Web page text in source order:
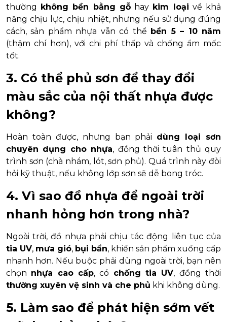
thường không bền bằng gỗhay kim loại về khả
năng chịu lực, chịu nhiệt, nhưng nếu sử dụng đúng
cách, sản phẩm nhựa vẫn có thể bền 5 – 10 năm
(thậm chí hơn), với chi phí thấp và chống ẩm mốc
tốt.
3. Có thể phủ sơn để thay đổi
màu sắc của nội thất nhựa được
không?
Hoàn toàn được, nhưng bạn phải dùng loại sơn
chuyên dụng cho nhựa, đồng thời tuân thủ quy
trình sơn (chà nhám, lót, sơn phủ). Quá trình này đòi
hỏi kỹ thuật, nếu không lớp sơn sẽ dễ bong tróc.
4. Vì sao đồ nhựa để ngoài trời
nhanh hỏng hơn trong nhà?
Ngoài trời, đồ nhựa phải chịu tác động liên tục của
tia UV, mưa gió, bụi bẩn, khiến sản phẩm xuống cấp
nhanh hơn. Nếu buộc phải dùng ngoài trời, bạn nên
chọn nhựa cao cấp, có chống tia UV, đồng thời
thường xuyên vệ sinh và che phủ khi không dùng.
5. Làm sao để phát hiện sớm vết